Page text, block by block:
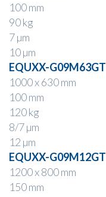
100 mm
90 kg
7 µm
10 µm
EQUXX-G09M63GT
1000 x 630 mm
100 mm
120 kg
8/7 µm
12 µm
EQUXX-G09M12GT
1200 x 800 mm
150 mm